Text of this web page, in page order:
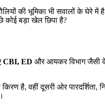
की भूमिका भी सवालों के
कोई बड़ा खेल छिपा है?
CBI, ED और आयकर विभाग जैसी
है, वहीं दूसरी ओर